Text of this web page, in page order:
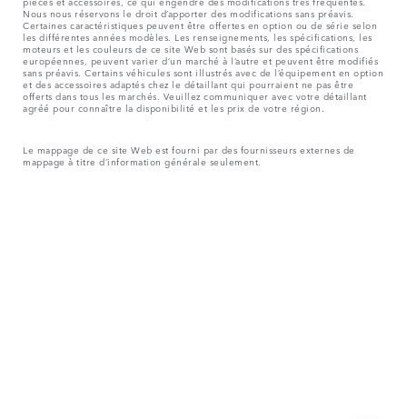
Nous nous réservons le droit d’apporter des modifications sans préavis.
Certaines caractéristiques peuvent être offertes en option ou de série selon
les différentes années modèles. Les renseignements, les spécifications, les
moteurs et les couleurs de ce site Web sont basés sur des spécifications
européennes, peuvent varier d’un marché à l’autre et peuvent être modifiés
sans préavis. Certains véhicules sont illustrés avec de l’équipement en option
et des accessoires adaptés chez le détaillant qui pourraient ne pas être
offerts dans tous les marchés. Veuillez communiquer avec votre détaillant
agréé pour connaître la disponibilité et les prix de votre région.
Le mappage de ce site Web est fourni par des fournisseurs externes de
mappage à titre d’information générale seulement.